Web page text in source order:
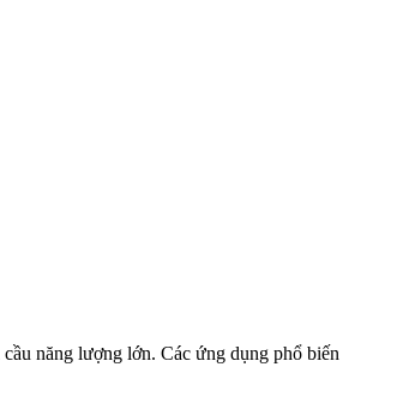
năng lượng lớn. Các ứng dụng phổ biến